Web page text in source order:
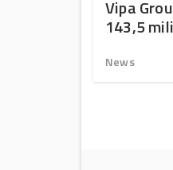
Vipa
143,5
News